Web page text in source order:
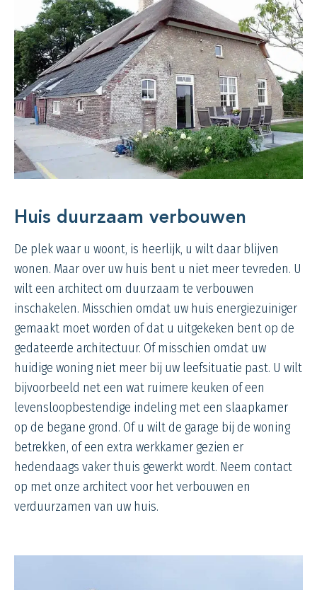
Huis duurzaam verbouwen
De plek waar u woont, is heerlijk, u wilt daar blijven
wonen. Maar over uw huis bent u niet meer tevreden. U
wilt een architect om duurzaam te verbouwen
inschakelen. Misschien omdat uw huis energiezuiniger
gemaakt moet worden of dat u uitgekeken bent op de
gedateerde architectuur. Of misschien omdat uw
huidige woning niet meer bij uw leefsituatie past. U wilt
bijvoorbeeld net een wat ruimere keuken of een
levensloopbestendige indeling met een slaapkamer
op de begane grond. Of u wilt de garage bij de woning
betrekken, of een extra werkkamer gezien er
hedendaags vaker thuis gewerkt wordt. Neem contact
op met onze architect voor het verbouwen en
verduurzamen van uw huis.